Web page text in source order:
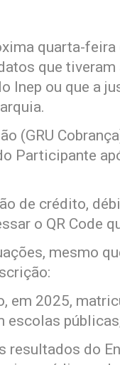
quarta-
que
Inep ou que a
(GRU
Participante
de crédito,
o QR Code
mesmo
em 2025,
escolas
resultados do